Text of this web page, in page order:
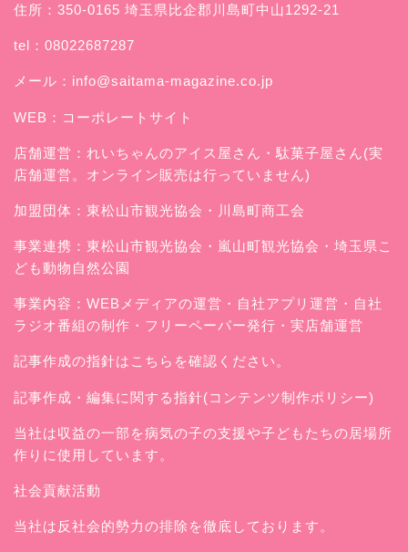
住所：350-0165 埼玉県比企郡川島町中山1292-21
tel：08022687287
メール： info@saitama-magazine.co.jp
WEB： コーポレートサイト
店舗運営： れいちゃんのアイス屋さん ・駄菓子屋さん(実
店舗運営。オンライン販売は行っていません)
加盟団体：東松山市観光協会・川島町商工会
事業連携：東松山市観光協会・嵐山町観光協会・埼玉県こ
ども動物自然公園
事業内容：WEBメディアの運営・自社アプリ運営・自社
ラジオ番組の制作・フリーペーパー発行・実店舗運営
記事作成の指針はこちらを確認ください。
記事作成・編集に関する指針(コンテンツ制作ポリシー)
当社は収益の一部を病気の子の支援や子どもたちの居場所
作りに使用しています。
社会貢献活動
当社は反社会的勢力の排除を徹底しております。